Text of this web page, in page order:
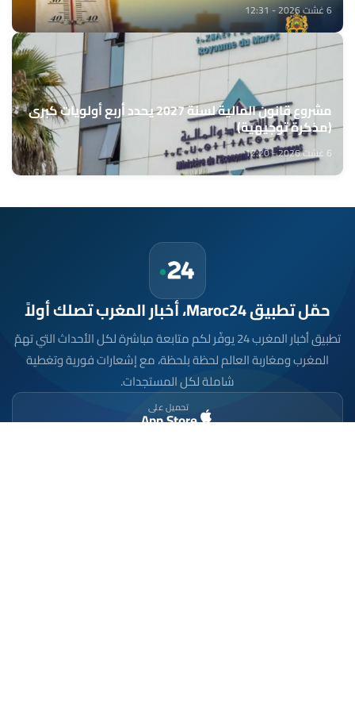
6 غشت 2026 - 12:31
مشروع قانون المالية لسنة 2027 يحدد أربع أولويات كبرى
(مذكرة توجيهية)
6 غشت 2026 - 12:20
حمّل تطبيق Maroc24، أخبار المغرب تصلك أولاً
تطبيق أخبار المغرب 24 يوفّر لكم متابعة مباشرة لكل الأحداث التي تهمّ
المغرب ومغاربة العالم لحظة بلحظة، مع إشعارات فورية وتغطية
شاملة لكل المستجدات.
تحميل على
App Store